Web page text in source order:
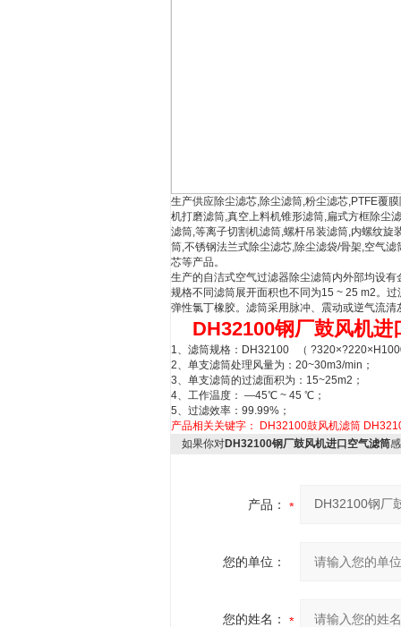
生产供应除尘滤芯,除尘滤筒,粉尘滤芯,PTFE覆
机打磨滤筒,真空上料机锥形滤筒,扁式方框除尘
滤筒,等离子切割机滤筒,螺杆吊装滤筒,内螺纹
筒,不锈钢法兰式除尘滤芯,除尘滤袋/骨架,空气
芯等产品。
生产的自洁式空气过滤器除尘滤筒内外部均设
规格不同滤筒展开面积也不同为15 ~ 25 m2。
弹性氯丁橡胶。滤筒采用脉冲、震动或逆气流
DH32100钢厂鼓风机进
1、滤筒规格：DH32100 （
2、单支滤筒处理风量为：20~30m3/min；
3、单支滤筒的过滤面积为：15~25m2；
4、工作温度： —45℃ ~ 45 ℃；
5、过滤效率：99.99%；
产品相关关键字：
DH32100鼓风机滤筒
如果你对DH32100钢厂鼓风机进口空气滤筒
产品：
您的单位：
您的姓名：